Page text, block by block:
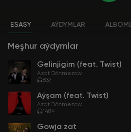
ESASY AÝDYMLAR
Meşhur aýdymlar
Gelinjigim (feat. Twist)
Azat Dönmezow
837
Aýşam (feat. Twist)
Azat Dönmezow
1484
Gowja zat